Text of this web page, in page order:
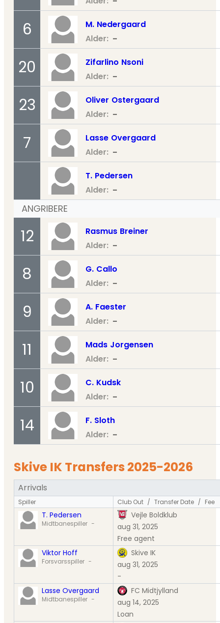
6 M. Nedergaard
Alder: -
20 Zifarlino Nsoni
Alder: -
23 Oliver Ostergaard
Alder: -
7 Lasse Overgaard
Alder: -
T. Pedersen
Alder: -
ANGRIBERE
12 Rasmus Breiner
Alder: -
8 G. Callo
Alder: -
9 A. Faester
Alder: -
11 Mads Jorgensen
Alder: -
10 C. Kudsk
Alder: -
14 F. Sloth
Alder: -
Skive IK Transfers 2025-2026
Arrivals
Spiller Club Out / Transfer Date / Fee
T. Pedersen
Midtbanespiller -
Vejle Boldklub
aug 31, 2025
Free agent
Viktor Hoff
Forsvarsspiller -
Skive IK
aug 31, 2025
-
Lasse Overgaard
Midtbanespiller -
FC Midtjylland
aug 14, 2025
Loan